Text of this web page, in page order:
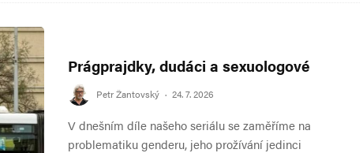
Prágprajdky, dudáci a sexuologové
Petr Žantovský · 24. 7. 2026
V dnešním díle našeho seriálu se zaměříme na
problematiku genderu, jeho prožívání jedinci